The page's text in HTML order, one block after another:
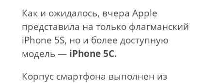
Как и ожидалось, вчера Apple
представила на только флагманский
iPhone 5S, но и более доступную
модель — iPhone 5C.
Корпус смартфона выполнен из